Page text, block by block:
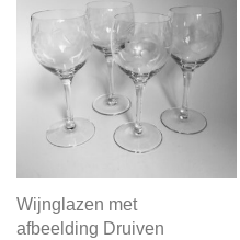
Wijnglazen met
afbeelding Druiven